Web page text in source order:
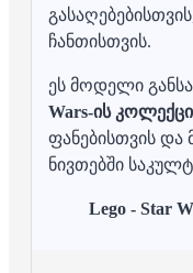
ჩანთისთვის.
ეს მოდელი
Wars-ის
ფანებისთვის და
ნივთებში
Lego - Star